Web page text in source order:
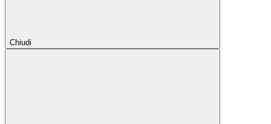
Chiudi